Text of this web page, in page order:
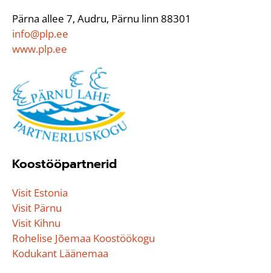
Pärna allee 7, Audru, Pärnu linn 88301
info@plp.ee
www.plp.ee
Koostööpartnerid
Visit Estonia
Visit Pärnu
Visit Kihnu
Rohelise Jõemaa Koostöökogu
Kodukant Läänemaa